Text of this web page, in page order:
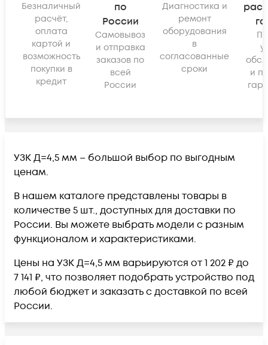
Безналичный
расчёт,
оплата
картой и
возможность
покупки в
кредит
по
России
Самовывоз
и отправка
заказов по
всей
России
Диагностика и
ремонт
оборудования
в
согласованные
сроки
и
УЗК Д=4,5 мм – большой выбор по выгодным
ценам.
В нашем каталоге представлены товары в
количестве 5 шт., доступных для доставки по
России. Вы можете выбрать модели с разным
функционалом и характеристиками.
Цены на УЗК Д=4,5 мм варьируются от 1 202 ₽ до
7 141 ₽, что позволяет подобрать устройство под
любой бюджет и заказать с доставкой по всей
России.